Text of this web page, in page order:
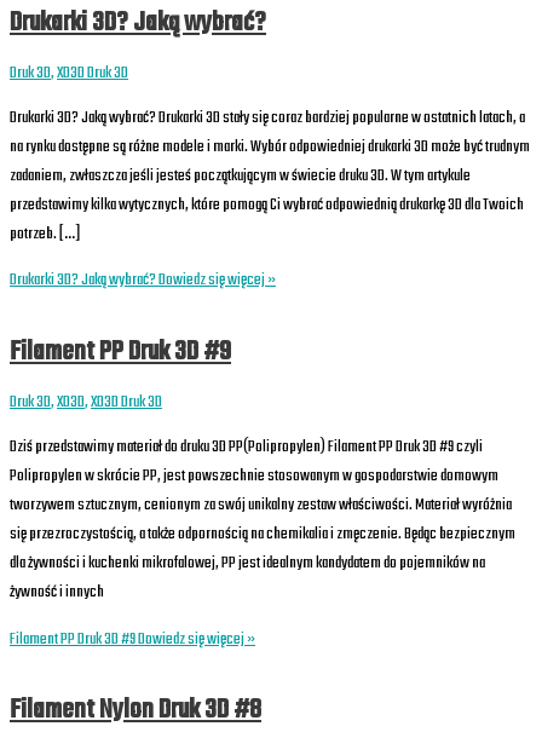
Drukarki 3D? Jaką wybrać?
Druk 3D,XD3D Druk 3D
Drukarki 3D? Jaką wybrać? Drukarki 3D stały się coraz bardziej popularne w ostatnich latach, a
na rynku dostępne są różne modele i marki. Wybór odpowiedniej drukarki 3D może być trudnym
zadaniem, zwłaszcza jeśli jesteś początkującym w świecie druku 3D. W tym artykule
przedstawimy kilka wytycznych, które pomogą Ci wybrać odpowiednią drukarkę 3D dla Twoich
potrzeb. […]
Drukarki 3D? Jaką wybrać?Dowiedz się więcej »
Filament PP Druk 3D #9
Druk 3D,XD3D,XD3D Druk 3D
Dziś przedstawimy materiał do druku 3D PP(Polipropylen) Filament PP Druk 3D #9 czyli
Polipropylen w skrócie PP, jest powszechnie stosowanym w gospodarstwie domowym
tworzywem sztucznym, cenionym za swój unikalny zestaw właściwości. Materiał wyróżnia
się przezroczystością, a także odpornością na chemikalia i zmęczenie. Będąc bezpiecznym
dla żywności i kuchenki mikrofalowej, PP jest idealnym kandydatem do pojemników na
żywność i innych
Filament PP Druk 3D #9Dowiedz się więcej »
Filament Nylon Druk 3D #8